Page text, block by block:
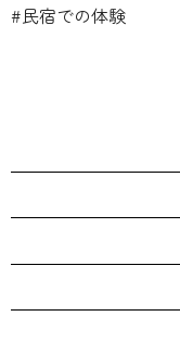
#民宿での体験